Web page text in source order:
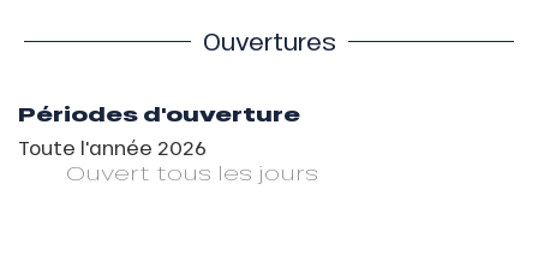
Ouvertures
Périodes d'ouverture
Toute l'année 2026
Ouvert tous les jours